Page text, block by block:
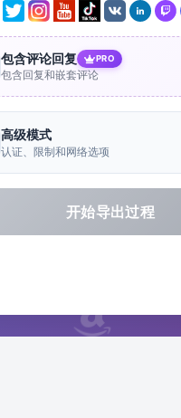
包含评论回复 PRO
包含回复和嵌套评论
高级模式
认证、限制和网络选项
开始导出过程